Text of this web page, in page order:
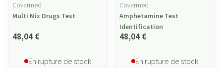
Covarmed
Multi Mix Drugs Test
48,04 €
En rupture de stock
Covarmed
Amphetamine Test
Identification
48,04 €
En rupture de stock